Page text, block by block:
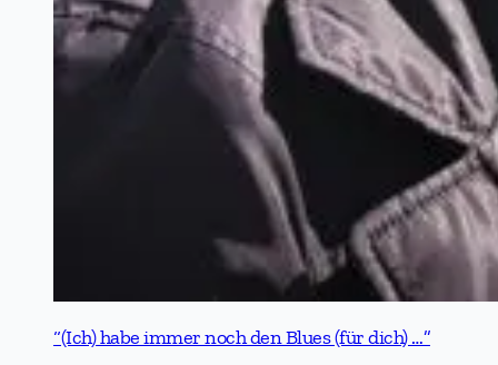
“(Ich) habe immer noch den Blues (für dich) …”